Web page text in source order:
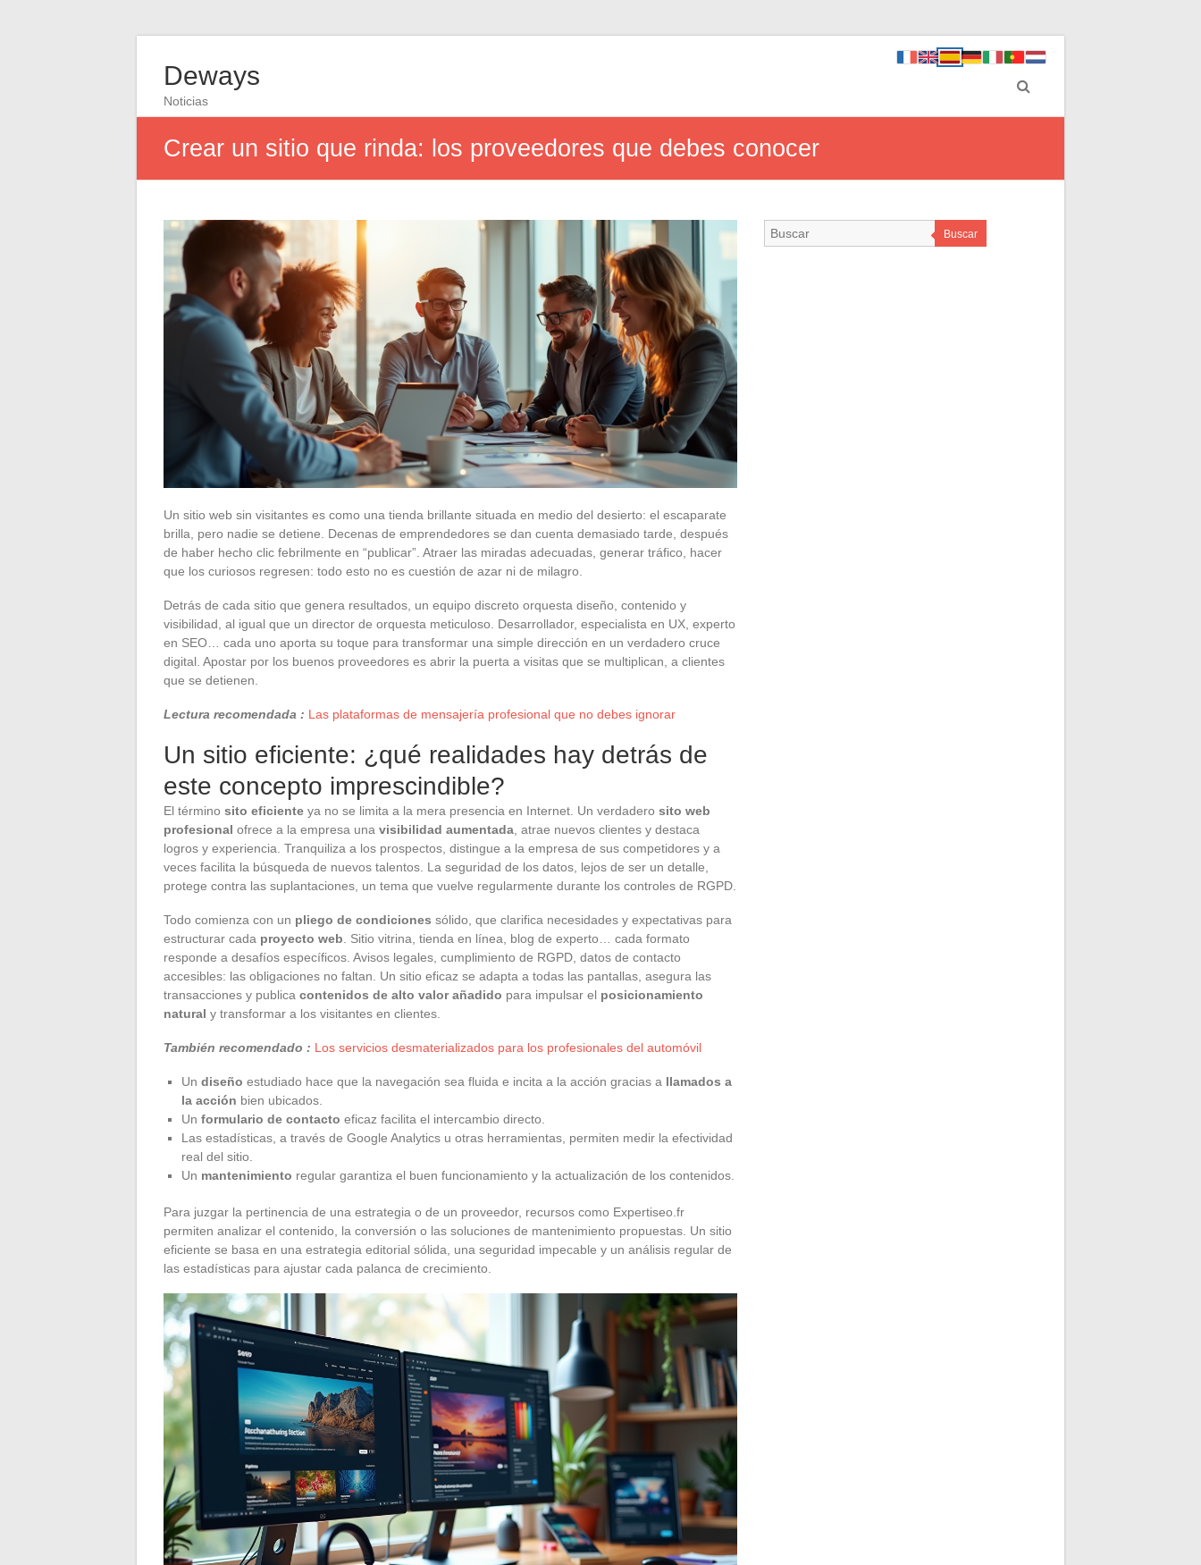
Deways
Noticias
Crear un sitio que rinda: los proveedores que debes conocer
Un sitio web sin visitantes es como una tienda brillante situada en medio del desierto: el escaparate
brilla, pero nadie se detiene. Decenas de emprendedores se dan cuenta demasiado tarde, después
de haber hecho clic febrilmente en “publicar”. Atraer las miradas adecuadas, generar tráfico, hacer
que los curiosos regresen: todo esto no es cuestión de azar ni de milagro.
Detrás de cada sitio que genera resultados, un equipo discreto orquesta diseño, contenido y
visibilidad, al igual que un director de orquesta meticuloso. Desarrollador, especialista en UX, experto
en SEO… cada uno aporta su toque para transformar una simple dirección en un verdadero cruce
digital. Apostar por los buenos proveedores es abrir la puerta a visitas que se multiplican, a clientes
que se detienen.
Lectura recomendada : Las plataformas de mensajería profesional que no debes ignorar
Un sitio eficiente: ¿qué realidades hay detrás de
este concepto imprescindible?
El término sito eficiente ya no se limita a la mera presencia en Internet. Un verdadero sito web
profesional ofrece a la empresa una visibilidad aumentada , atrae nuevos clientes y destaca
logros y experiencia. Tranquiliza a los prospectos, distingue a la empresa de sus competidores y a
veces facilita la búsqueda de nuevos talentos. La seguridad de los datos, lejos de ser un detalle,
protege contra las suplantaciones, un tema que vuelve regularmente durante los controles de RGPD.
Todo comienza con un pliego de condiciones sólido, que clarifica necesidades y expectativas para
estructurar cada proyecto web . Sitio vitrina, tienda en línea, blog de experto… cada formato
responde a desafíos específicos. Avisos legales, cumplimiento de RGPD, datos de contacto
accesibles: las obligaciones no faltan. Un sitio eficaz se adapta a todas las pantallas, asegura las
transacciones y publica contenidos de alto valor añadido para impulsar el posicionamiento
natural y transformar a los visitantes en clientes.
También recomendado : Los servicios desmaterializados para los profesionales del automóvil
Un diseño estudiado hace que la navegación sea fluida e incita a la acción gracias a llamados a
la acción bien ubicados.
Un formulario de contacto eficaz facilita el intercambio directo.
Las estadísticas, a través de Google Analytics u otras herramientas, permiten medir la efectividad
real del sitio.
Un mantenimiento regular garantiza el buen funcionamiento y la actualización de los contenidos.
Para juzgar la pertinencia de una estrategia o de un proveedor, recursos como Expertiseo.fr
permiten analizar el contenido, la conversión o las soluciones de mantenimiento propuestas. Un sitio
eficiente se basa en una estrategia editorial sólida, una seguridad impecable y un análisis regular de
las estadísticas para ajustar cada palanca de crecimiento.
Buscar